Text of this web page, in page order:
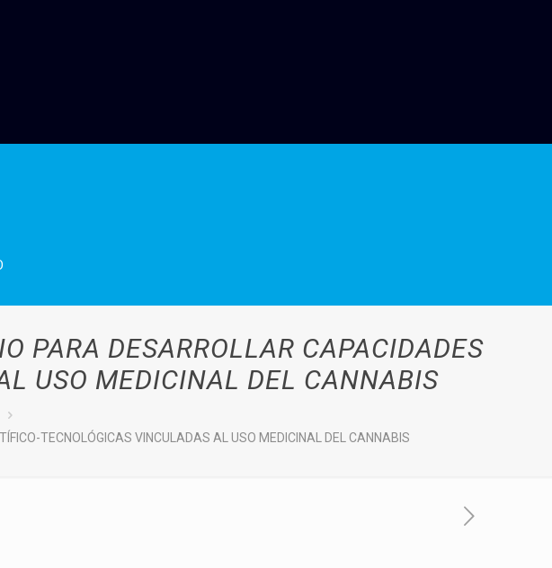
PARA DESARROLLAR CAPACIDADES
USO MEDICINAL DEL CANNABIS
TECNOLÓGICAS VINCULADAS AL USO MEDICINAL DEL CANNABIS